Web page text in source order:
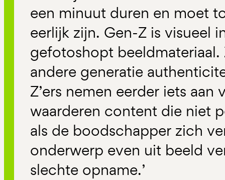
een minuut duren en moet
eerlijk zijn. Gen-Z is visueel
gefotoshopt beeldmateriaal.
andere generatie
Z’ers nemen eerder iets
waarderen content die niet
als de boodschapper zich
onderwerp even uit beeld
slechte opname.’